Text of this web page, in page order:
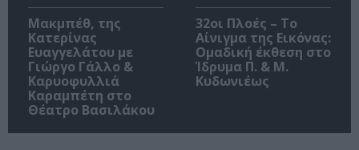
Μακμπέθ, της
Κατερίνας
Ευαγγελάτου με
Γιώργο Γάλλο &
Καρυοφυλλιά
Καραμπέτη στο
Θέατρο Βασιλάκου
32οι Πλοές – Το
Αίνιγμα της Εικόνας:
Ομαδική έκθεση στο
Ίδρυμα Π. & Μ.
Κυδωνιέως